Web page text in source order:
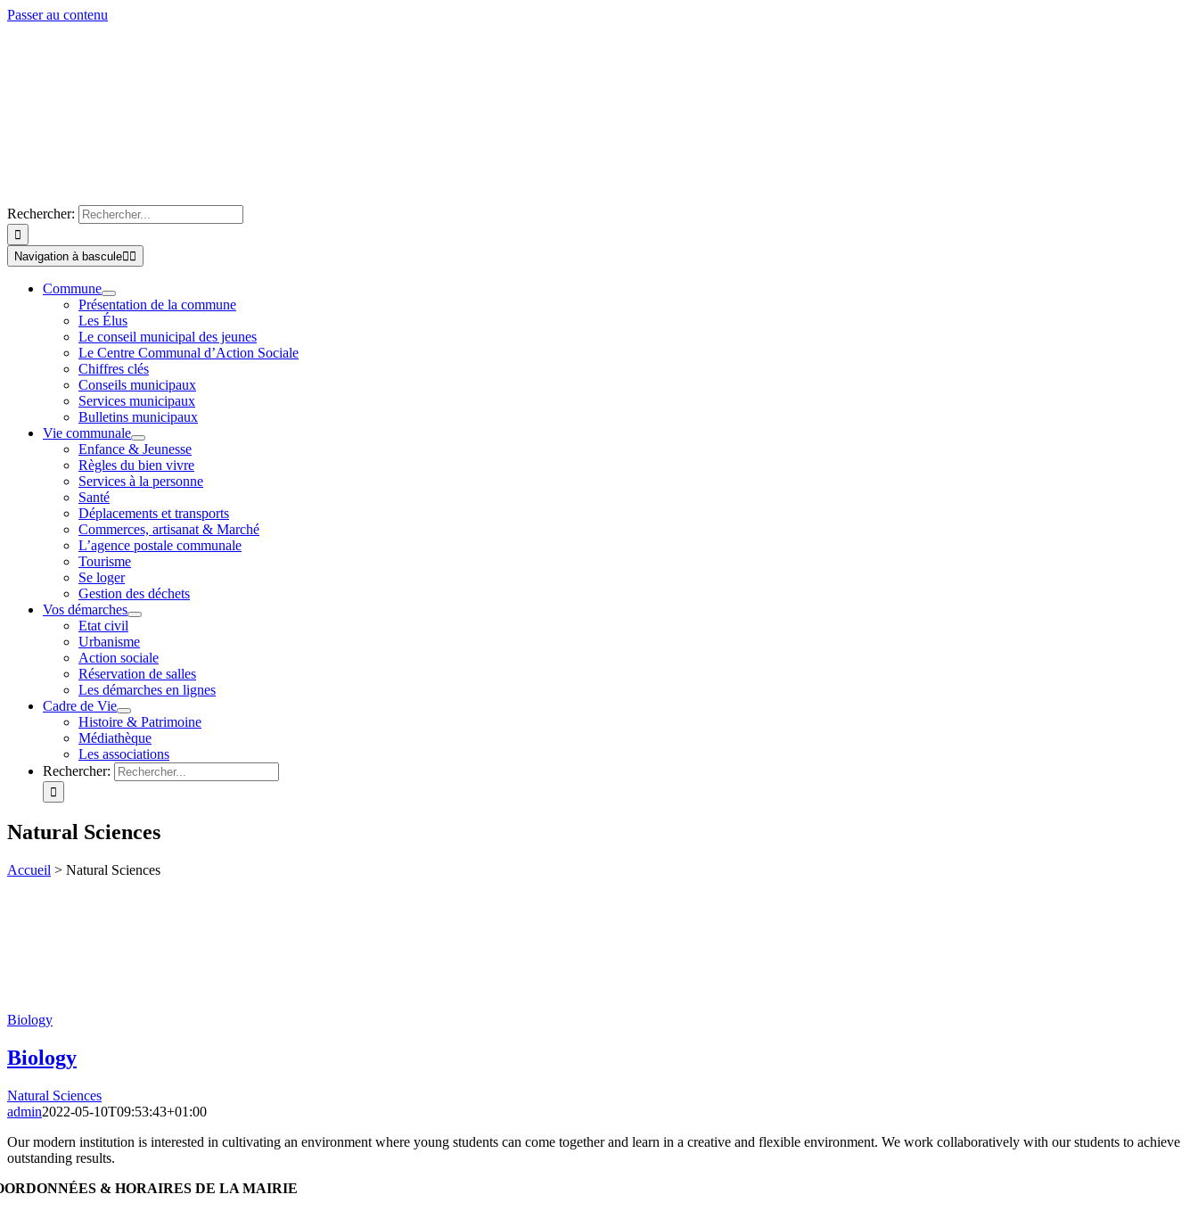
Passer au contenu
Rechercher:
Navigation à bascule
Commune
Présentation de la commune
Les Élus
Le conseil municipal des jeunes
Le Centre Communal d’Action Sociale
Chiffres clés
Conseils municipaux
Services municipaux
Bulletins municipaux
Vie communale
Enfance & Jeunesse
Règles du bien vivre
Services à la personne
Santé
Déplacements et transports
Commerces, artisanat & Marché
L’agence postale communale
Tourisme
Se loger
Gestion des déchets
Vos démarches
Etat civil
Urbanisme
Action sociale
Réservation de salles
Les démarches en lignes
Cadre de Vie
Histoire & Patrimoine
Médiathèque
Les associations
Rechercher:
Natural Sciences
Accueil > Natural Sciences
Biology
Biology
Natural Sciences
admin2022-05-10T09:53:43+01:00
Our modern institution is interested in cultivating an environment where young students can come together and learn in a creative and flexible environment. We work collaboratively with our students to achieve
outstanding results.
& HORAIRES DE LA MAIRIE